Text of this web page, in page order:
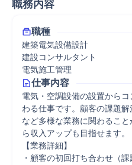
職務内容
職種
建築電気設備設計
建設コンサルタント
電気施工管理
仕事内容
電気・空調設備の設置から
わる仕事です。顧客の課題
など多様な業務に関わるこ
ら収入アップも目指せます。
【業務詳細】
・顧客の初回打ち合わせ（課